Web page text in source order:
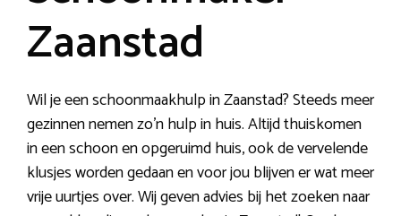
Zaanstad
Wil je een schoonmaakhulp in Zaanstad? Steeds meer
gezinnen nemen zo’n hulp in huis. Altijd thuiskomen
in een schoon en opgeruimd huis, ook de vervelende
klusjes worden gedaan en voor jou blijven er wat meer
vrije uurtjes over. Wij geven advies bij het zoeken naar